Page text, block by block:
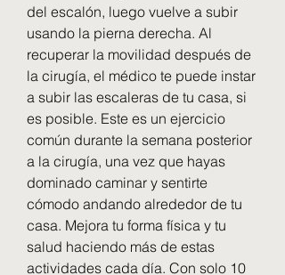
del escalón, luego vuelve a subir
usando la pierna derecha. Al
recuperar la movilidad después de
la cirugía, el médico te puede instar
a subir las escaleras de tu casa, si
es posible. Este es un ejercicio
común durante la semana posterior
a la cirugía, una vez que hayas
dominado caminar y sentirte
cómodo andando alrededor de tu
casa. Mejora tu forma física y tu
salud haciendo más de estas
actividades cada día. Con solo 10